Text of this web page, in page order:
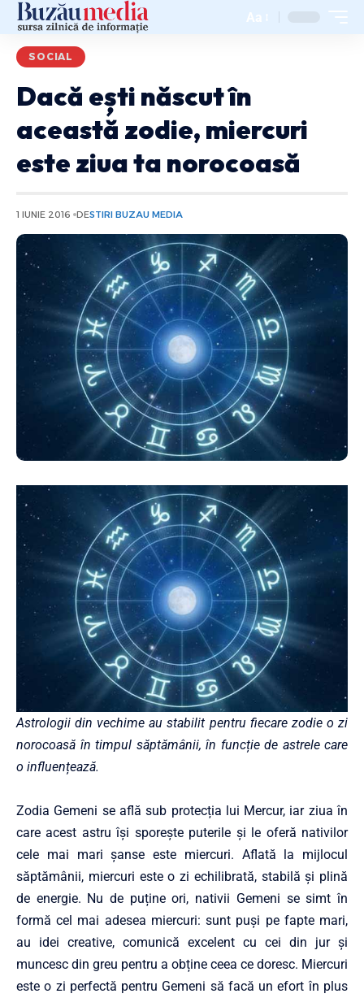
Aa
SOCIAL
Dacă ești născut în
această zodie, miercuri
este ziua ta norocoasă
1 IUNIE 2016 DESTIRI BUZAU MEDIA
Astrologii din vechime au stabilit pentru fiecare zodie o zi
norocoasă în timpul săptămânii, în funcție de astrele care
o influențează.
Zodia Gemeni se află sub protecția lui Mercur, iar ziua în
care acest astru își sporește puterile și le oferă nativilor
cele mai mari șanse este miercuri. Aflată la mijlocul
săptămânii, miercuri este o zi echilibrată, stabilă și plină
de energie. Nu de puține ori, nativii Gemeni se simt în
formă cel mai adesea miercuri: sunt puși pe fapte mari,
au idei creative, comunică excelent cu cei din jur și
muncesc din greu pentru a obține ceea ce doresc. Miercuri
este o zi perfectă pentru Gemeni să facă un efort în plus